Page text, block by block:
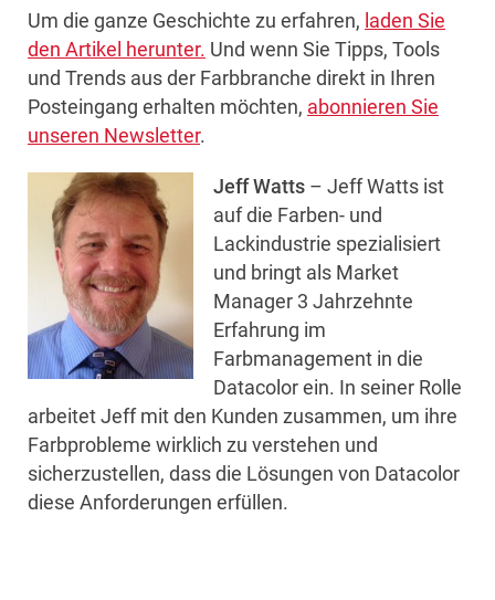
Um die ganze Geschichte zu erfahren, laden Sie
den Artikel herunter. Und wenn Sie Tipps, Tools
und Trends aus der Farbbranche direkt in Ihren
Posteingang erhalten möchten, abonnieren Sie
unseren Newsletter.
Jeff Watts – Jeff Watts ist
auf die Farben- und
Lackindustrie spezialisiert
und bringt als Market
Manager 3 Jahrzehnte
Erfahrung im
Farbmanagement in die
Datacolor ein. In seiner Rolle
arbeitet Jeff mit den Kunden zusammen, um ihre
Farbprobleme wirklich zu verstehen und
sicherzustellen, dass die Lösungen von Datacolor
diese Anforderungen erfüllen.